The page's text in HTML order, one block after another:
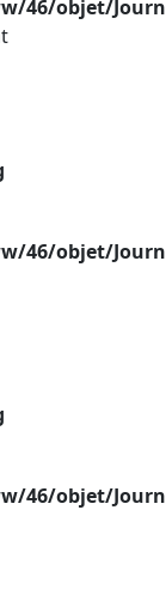
46/objet/
46/objet/
46/objet/